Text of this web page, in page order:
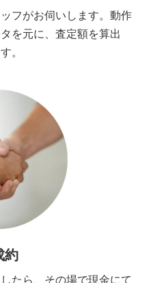
フがお伺いします。動作
を元に、査定額を算出
。
約